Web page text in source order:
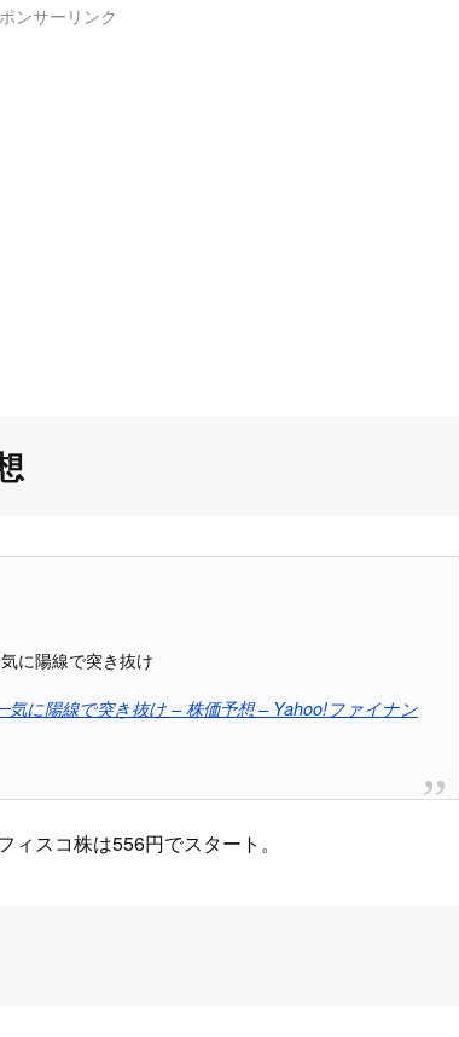
ンサーリンク
に陽線で突き抜け
気に陽線で突き抜け – 株価予想 – Yahoo!ファイナン
スコ株は556円でスタート。